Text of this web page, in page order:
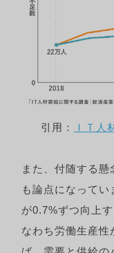
引用： ＩＴ人
また、付随する懸
も論点になって
が0.7%ずつ向上
なわち労働生産性